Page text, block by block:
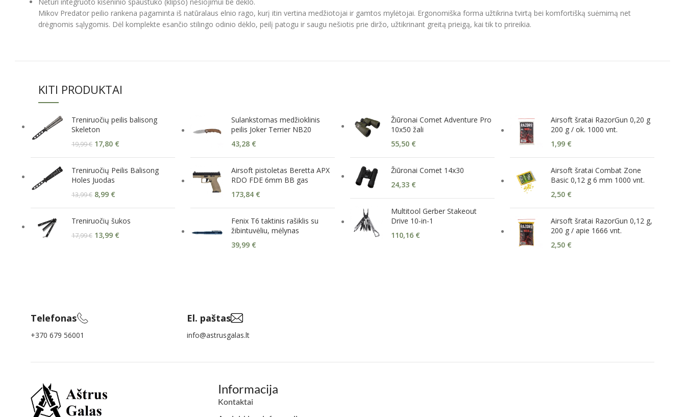
Mikov Predator peilio rankena pagaminta iš natūralaus elnio rago, kurį itin vertina medžiotojai ir gamtos mylėtojai. Ergonomiška forma užtikrina tvirtą bei komfortišką suėmimą net
drėgnomis sąlygomis. Dėl komplekte esančio stilingo odinio dėklo, peilį patogu ir saugu nešiotis prie diržo, užtikrinant greitą prieigą, kai tik to prireikia.
KITI PRODUKTAI
Treniruočių peilis balisong
Skeleton
19,99€ 17,80 €
Treniruočių Peilis Balisong
Holes Juodas
13,99€ 8,99 €
Treniruočių šukos
17,99€ 13,99 €
Sulankstomas medžioklinis
peilis Joker Terrier NB20
43,28 €
Airsoft pistoletas Beretta APX
RDO FDE 6mm BB gas
173,84 €
Fenix T6 taktinis rašiklis su
žibintuvėliu, mėlynas
39,99 €
Žiūronai Comet Adventure Pro
10x50 žali
55,50 €
Žiūronai Comet 14x30
24,33 €
Multitool Gerber Stakeout
Drive 10-in-1
110,16 €
Airsoft šratai RazorGun 0,20 g
200 g / ok. 1000 vnt.
1,99 €
Airsoft šratai Combat Zone
Basic 0,12 g 6 mm 1000 vnt.
2,50 €
Airsoft šratai RazorGun 0,12 g,
200 g / apie 1666 vnt.
2,50 €
Telefonas
+370 679 56001
El. paštas
info@astrusgalas.lt
Informacija
Kontaktai